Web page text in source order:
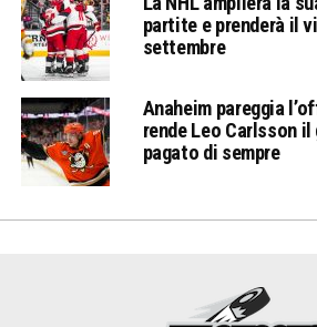
partite e prenderà il
settembre
Anaheim pareggia
rende Leo Carlsson
pagato di sempre